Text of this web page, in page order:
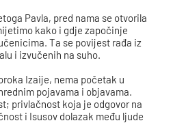
Pavla, pred nama se otvorila
kako i gdje započinje
Ta se povijest rađa iz
i izvučenih na suho.
Izaije, nema početak u
pojavama i objavama.
privlačnost koja je odgovor na
i Isusov dolazak među ljude